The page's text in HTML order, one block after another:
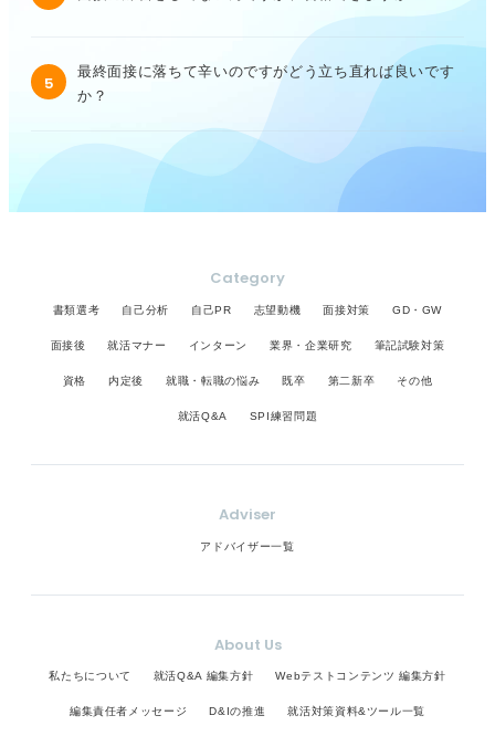
5
最終面接に落ちて辛いのですがどう立ち直れば良いです
か？
Category
書類選考 自己分析 自己PR 志望動機 面接対策 GD・GW
面接後 就活マナー インターン 業界・企業研究 筆記試験対策
資格 内定後 就職・転職の悩み 既卒 第二新卒 その他
就活Q&A SPI練習問題
Adviser
アドバイザー一覧
About Us
私たちについて 就活Q&A 編集方針 Webテストコンテンツ 編集方針
編集責任者メッセージ D&Iの推進 就活対策資料&ツール一覧